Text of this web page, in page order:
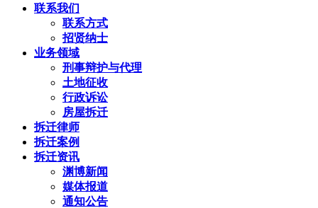
联系我们
联系方式
招贤纳士
业务领域
刑事辩护与代理
土地征收
行政诉讼
房屋拆迁
拆迁律师
拆迁案例
拆迁资讯
渊博新闻
媒体报道
通知公告